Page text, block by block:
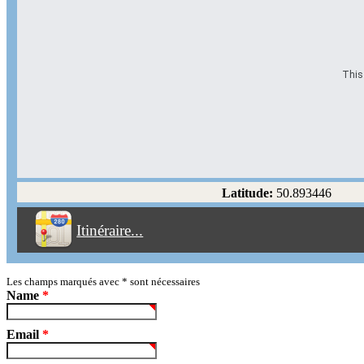
This
Latitude: 50.893446
Itinéraire...
Éviter les autoroutes
Éviter les péages
Partir! Reset
Les champs marqués avec * sont nécessaires
Name *
Email *